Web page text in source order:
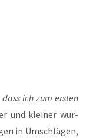
ich zum ers­ten
und klei­ner wur­
in Umschlä­gen,